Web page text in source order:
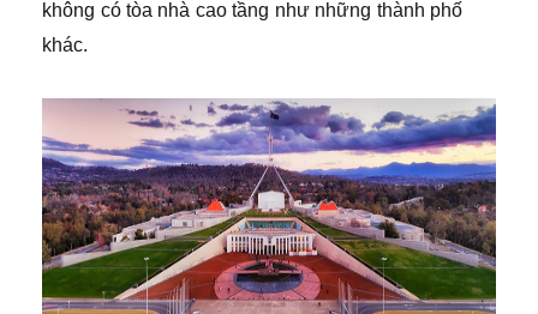
không có tòa nhà cao tầng như những thành phố
khác.